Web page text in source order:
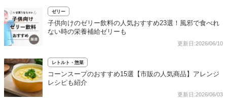
ゼリー
子供向けのゼリー飲料の人気おすすめ23選！風邪で食べれ
ない時の栄養補給ゼリーも
更新日:2026/06/10
レトルト・惣菜
コーンスープのおすすめ15選【市販の人気商品】アレンジ
レシピも紹介
更新日:2026/06/03